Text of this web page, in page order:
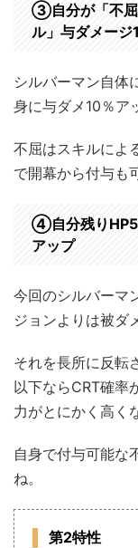
③自分が「不屈
ル」与ダメージ
シルバーマン自体
身に与ダメ10％ア
不屈はスキルによ
で開幕から付与も
④自分残り
アップ
今回のシルバーマ
ジョンよりは被ダ
それを長所に反転
以下ならCRT確率
力がとにかく高く
自身で付与可能な
ね。
第2特性